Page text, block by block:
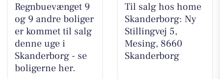
Regnbuevænget 9
og 9 andre boliger
er kommet til salg
denne uge i
Skanderborg - se
boligerne her.
Til salg hos home
Skanderborg: Ny
Stillingvej 5,
Mesing, 8660
Skanderborg